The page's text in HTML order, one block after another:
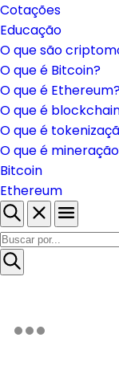
Cotações
Educação
O que são
O que é Bitcoin?
O que é
O que é
O que é
O que é
Bitcoin
Ethereum